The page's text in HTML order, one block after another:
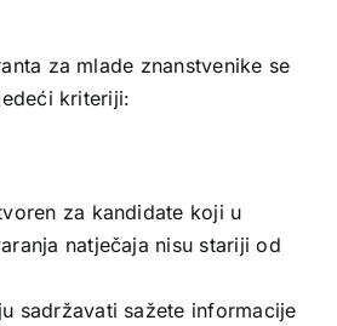
za mlade znanstvenike se
kriteriji:
za kandidate koji u
natječaja nisu stariji od
sadržavati sažete informacije